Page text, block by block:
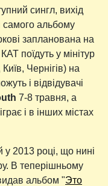
сингл, вихід
самого альбому
запланована на
поїдуть у мінітур
Чернігів) на
і відвідувачі
7-8 травня, а
і в інших містах
у 2013 році, що нині
В теперішньому
альбом "Это